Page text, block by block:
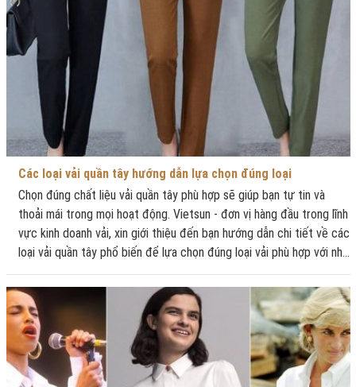
Các loại vải quần tây hướng dẫn lựa chọn đúng loại
Chọn đúng chất liệu vải quần tây phù hợp sẽ giúp bạn tự tin và
thoải mái trong mọi hoạt động. Vietsun - đơn vị hàng đầu trong lĩnh
vực kinh doanh vải, xin giới thiệu đến bạn hướng dẫn chi tiết về các
loại vải quần tây phổ biến để lựa chọn đúng loại vải phù hợp với nhu
cầu.